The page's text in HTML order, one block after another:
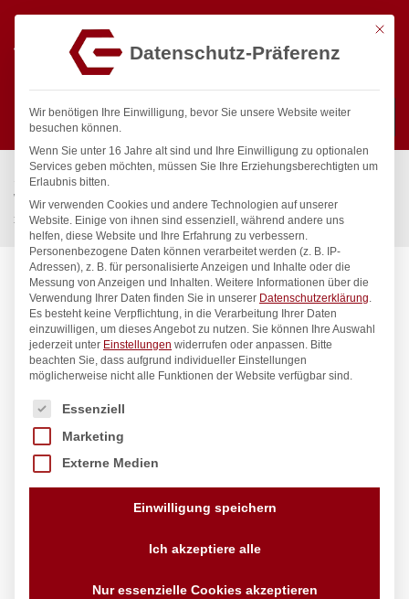
Suchen
Start / Gastronomiebedarf & Gastro Geräte für Profis
Wassertechnik
Geschirrwaschbrause
xario Handspülbrause 1/2″
Mit
Datenschutz-Präferenz
Wir benötigen Ihre Einwilligung, bevor Sie unsere Website weiter
besuchen können.
Wenn Sie unter 16 Jahre alt sind und Ihre Einwilligung zu optionalen
Services geben möchten, müssen Sie Ihre Erziehungsberechtigten um
Erlaubnis bitten.
Wir verwenden Cookies und andere Technologien auf unserer
Website. Einige von ihnen sind essenziell, während andere uns
helfen, diese Website und Ihre Erfahrung zu verbessern.
Personenbezogene Daten können verarbeitet werden (z. B. IP-
Adressen), z. B. für personalisierte Anzeigen und Inhalte oder die
Messung von Anzeigen und Inhalten. Weitere Informationen über die
Verwendung Ihrer Daten finden Sie in unserer Datenschutzerklärung.
Es besteht keine Verpflichtung, in die Verarbeitung Ihrer Daten
einzuwilligen, um dieses Angebot zu nutzen. Sie können Ihre Auswahl
jederzeit unter Einstellungen widerrufen oder anpassen. Bitte
beachten Sie, dass aufgrund individueller Einstellungen
möglicherweise nicht alle Funktionen der Website verfügbar sind.
Es folgt eine Liste der Service-Gruppen, für die eine
Essenziell
Marketing
Externe Medien
Einwilligung speichern
Ich akzeptiere alle
Nur essenzielle Cookies akzeptieren